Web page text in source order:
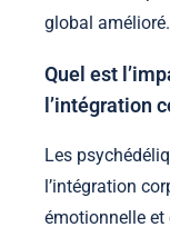
global amélioré.
Quel est
l’intégration
Les
l’intégration
émotionnelle et